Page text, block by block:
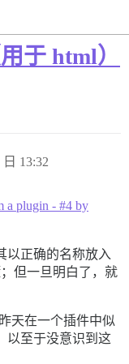
于 html）
13:32
a plugin - #4 by
以正确的名称放入
但一旦明白了，就
天在一个插件中似
以至于没意识到这